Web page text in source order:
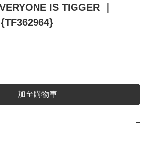
IS TIGGER ｜
加至購物車
−